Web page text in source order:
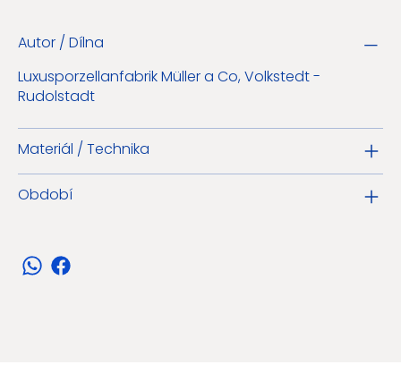
Autor / Dílna
Luxusporzellanfabrik Müller a Co, Volkstedt -
Rudolstadt
Materiál / Technika
Období